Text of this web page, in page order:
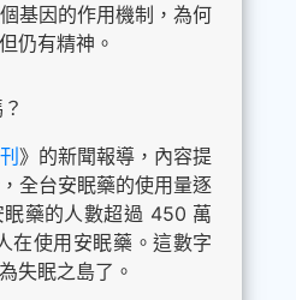
基因的作用機制，為何
仍有精神。
》的新聞報導，內容提
全台安眠藥的使用量逐
藥的人數超過 450 萬
在使用安眠藥。這數字
失眠之島了。